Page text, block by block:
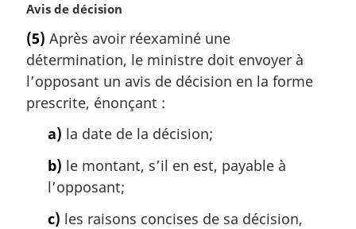
n
a
e
:
N
t
e
m
a
r
Avis de décision
(5) Après avoir réexaminé une
détermination, le ministre doit envoyer à
l’opposant un avis de décision en la forme
prescrite, énonçant :
a) la date de la décision;
b) le montant, s’il en est, payable à
l’opposant;
c) les raisons concises de sa décision,